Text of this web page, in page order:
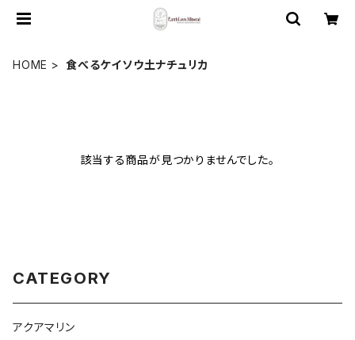
HOME 食べるケイソウ土ナチュリカ
該当する商品が見つかりませんでした。
CATEGORY
アクアマリン